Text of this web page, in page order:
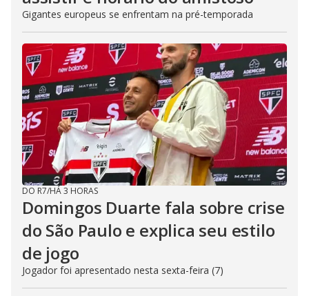
Gigantes europeus se enfrentam na pré-temporada
DO R7/HÁ 3 HORAS
Domingos Duarte fala sobre crise
do São Paulo e explica seu estilo
de jogo
Jogador foi apresentado nesta sexta-feira (7)